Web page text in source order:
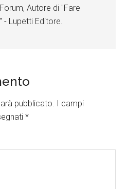
Autore di "Fare
- Lupetti Editore.
pubblicato. I campi
*